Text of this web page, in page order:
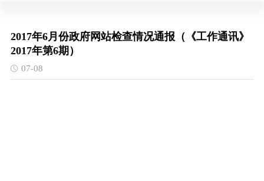
2017年6月份政府网站检查情况通报（《工作通讯》
2017年第6期）
07-08